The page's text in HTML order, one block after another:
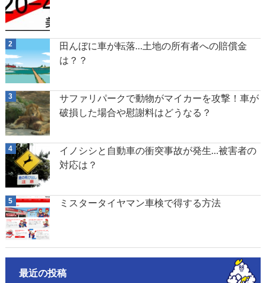
田んぼに車が転落…土地の所有者への賠償金
は？？
サファリパークで動物がマイカーを攻撃！車が
破損した場合や慰謝料はどうなる？
イノシシと自動車の衝突事故が発生…被害者の
対応は？
ミスタータイヤマン車検で得する方法
最近の投稿